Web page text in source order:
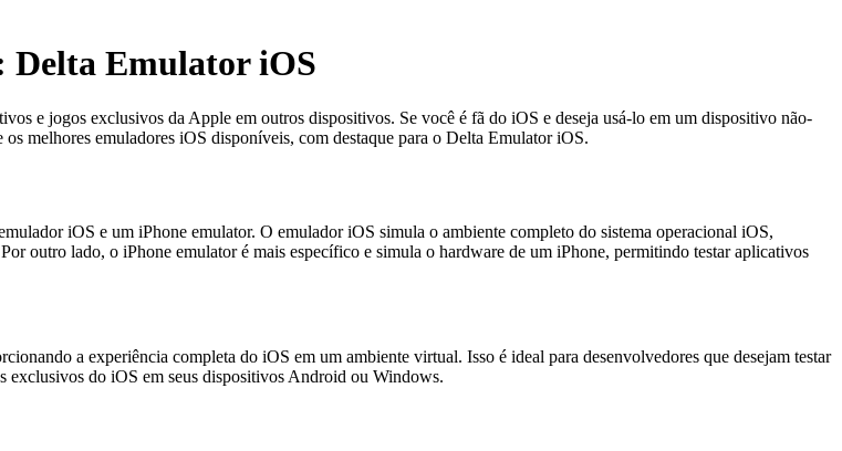
Delta Emulator iOS
e jogos exclusivos da Apple em outros dispositivos. Se você é fã do iOS e deseja usá-lo em um dispositivo não-
melhores emuladores iOS disponíveis, com destaque para o Delta Emulator iOS.
iOS e um iPhone emulator. O emulador iOS simula o ambiente completo do sistema operacional iOS,
outro lado, o iPhone emulator é mais específico e simula o hardware de um iPhone, permitindo testar aplicativos
a experiência completa do iOS em um ambiente virtual. Isso é ideal para desenvolvedores que desejam testar
exclusivos do iOS em seus dispositivos Android ou Windows.